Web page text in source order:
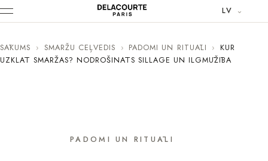
LV
SĀKUMS › SMARŽU CEĻVEDIS › PADOMI UN RITUĀLI ›
KUR
UZKLĀT SMARŽAS? NODROŠINĀTS SILLAGE UN ILGMŪŽĪBA
PADOMI UN RITUĀLI